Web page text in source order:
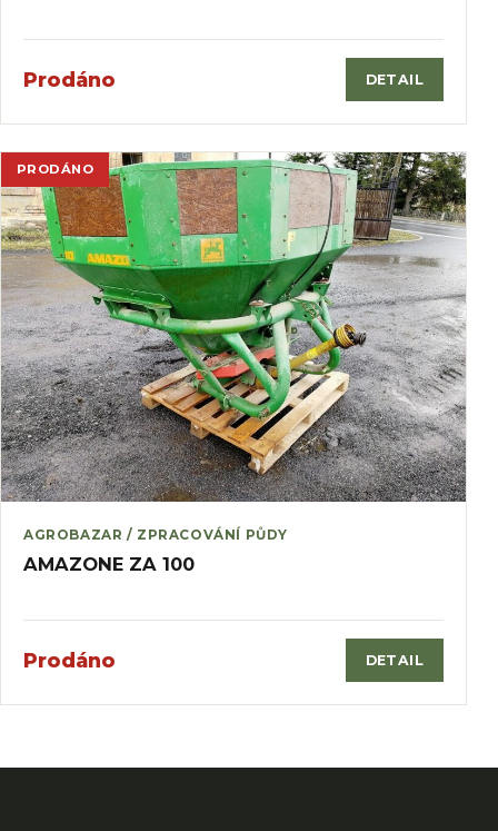
Prodáno DETAIL
PRODÁNO
AGROBAZAR / ZPRACOVÁNÍ PŮDY
AMAZONE ZA 100
Prodáno DETAIL